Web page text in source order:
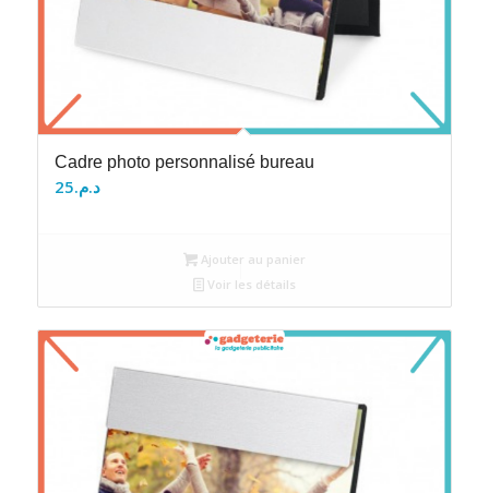
Cadre photo personnalisé bureau
د.م.25
Ajouter au panier
Voir les détails